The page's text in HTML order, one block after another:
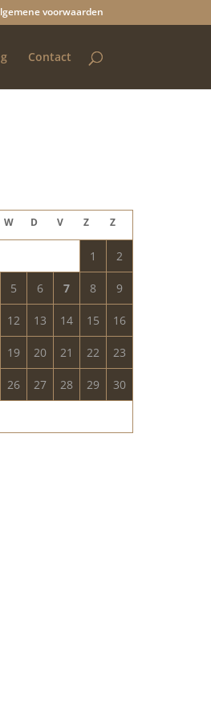
voorwaarden
Contact
W D V Z Z
1 2
5 6 7 8 9
12 13 14 15 16
19 20 21 22 23
26 27 28 29 30